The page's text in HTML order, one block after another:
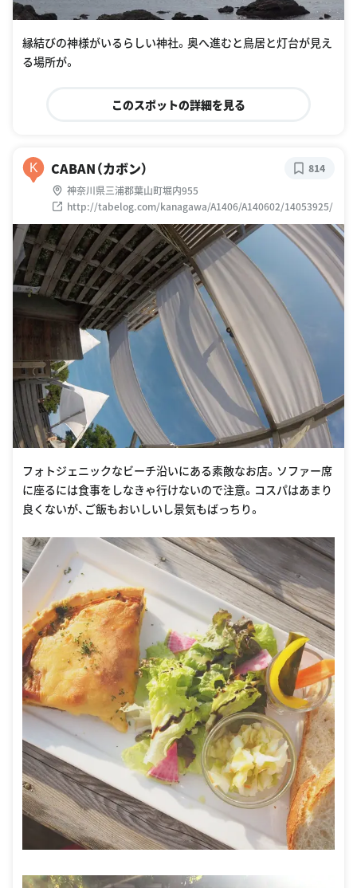
縁結びの神様がいるらしい神社。奥へ進むと鳥居と灯台が見え
る場所が。
このスポットの詳細を見る
K CABAN（カボン）
神奈川県三浦郡葉山町堀内955
http://tabelog.com/kanagawa/A1406/A140602/14053925/
814
フォトジェニックなビーチ沿いにある素敵なお店。ソファー席
に座るには食事をしなきゃ行けないので注意。コスパはあまり
良くないが、ご飯もおいしいし景気もばっちり。